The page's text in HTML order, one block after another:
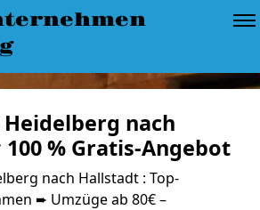
nach
% Gratis-Angebot
nach Hallstadt : Top-
➨ Umzüge ab 80€ –